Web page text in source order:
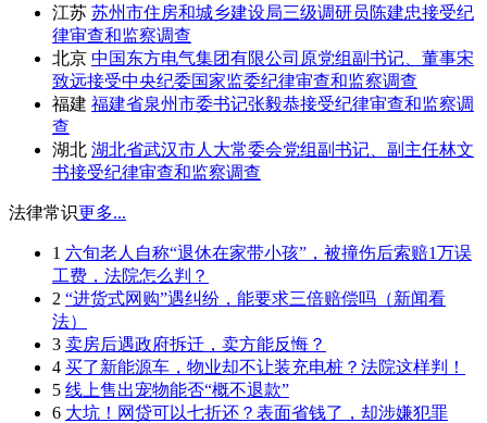
江苏 苏州市住房和城乡建设局三级调研员陈建忠接受纪
律审查和监察调查
北京 中国东方电气集团有限公司原党组副书记、董事宋
致远接受中央纪委国家监委纪律审查和监察调查
福建 福建省泉州市委书记张毅恭接受纪律审查和监察调
查
湖北 湖北省武汉市人大常委会党组副书记、副主任林文
书接受纪律审查和监察调查
法律常识更多...
1 六旬老人自称“退休在家带小孩”，被撞伤后索赔1万误
工费，法院怎么判？
2 “进货式网购”遇纠纷，能要求三倍赔偿吗（新闻看
法）
3 卖房后遇政府拆迁，卖方能反悔？
4 买了新能源车，物业却不让装充电桩？法院这样判！
5 线上售出宠物能否“概不退款”
6 大坑！网贷可以七折还？表面省钱了，却涉嫌犯罪